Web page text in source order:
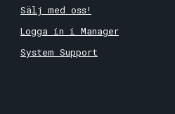
Sälj med oss!
Logga in i Manager
System Support